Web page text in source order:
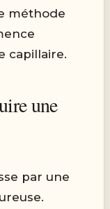
méthode
capillaire.
une
par une